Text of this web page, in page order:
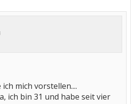
mich vorstellen....
ich bin 31 und habe seit vier